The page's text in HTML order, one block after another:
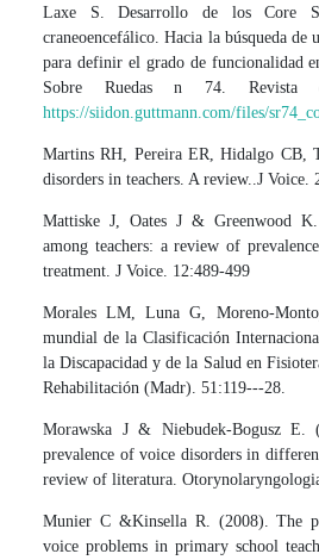
Laxe S. Desarrollo de los Core
craneoencefálico. Hacia la búsqueda de
para definir el grado de funcionalidad
Sobre Ruedas n 74. Revista
https://siidon.guttmann.com/files/
Martins RH, Pereira ER, Hidalgo CB,
disorders in teachers. A review..J Voice.
Mattiske J, Oates J & Greenwood
among teachers: a review of
treatment. J Voice. 12:489-499
Morales LM, Luna G, Moreno-
mundial de la Clasificación
la Discapacidad y de la Salud en
Rehabilitación (Madr). 51:119---28.
Morawska J & Niebudek-Bogusz E.
prevalence of voice disorders in
review of literatura.
Munier C &Kinsella R. (2008). The
voice problems in primary school